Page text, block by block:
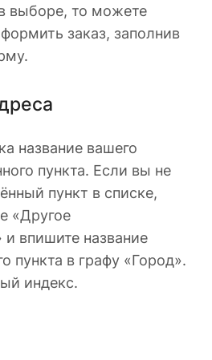
выборе, то можете
заказ, заполнив
название вашего
пункта. Если вы не
пункт в списке,
«Другое
впишите название
пункта в графу «Город».
индекс.